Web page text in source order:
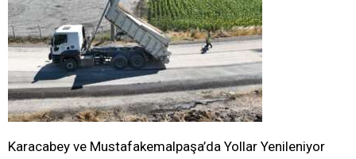
Karacabey ve Mustafakemalpaşa’da Yollar Yenileniyor